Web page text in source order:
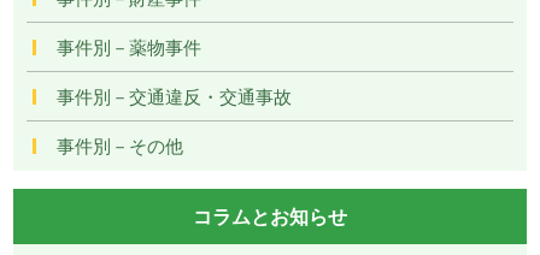
事件別－薬物事件
事件別－交通違反・交通事故
事件別－その他
コラムとお知らせ